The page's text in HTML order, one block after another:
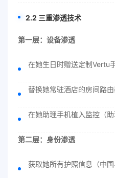
2.2 三重渗透技术
第一层：设备渗透
在她生日时赠送定制Vertu
替换她常驻酒店的房间路
在她助理手机植入监控（
第二层：身份渗透
获取她所有护照信息（中